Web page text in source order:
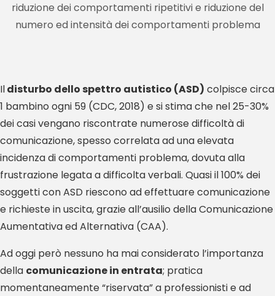
riduzione dei comportamenti ripetitivi e riduzione del
numero ed intensità dei comportamenti problema
Ildisturbo dello spettro autistico (ASD) colpisce circa
1 bambino ogni 59 (CDC, 2018) e si stima che nel 25-30%
dei casi vengano riscontrate numerose difficoltà di
comunicazione, spesso correlata ad una elevata
incidenza di comportamenti problema, dovuta alla
frustrazione legata a difficolta verbali. Quasi il 100% dei
soggetti con ASD riescono ad effettuare comunicazione
e richieste in uscita, grazie all’ausilio della Comunicazione
Aumentativa ed Alternativa (CAA).
Ad oggi però nessuno ha mai considerato l’importanza
della comunicazione in entrata; pratica
momentaneamente “riservata” a professionisti e ad